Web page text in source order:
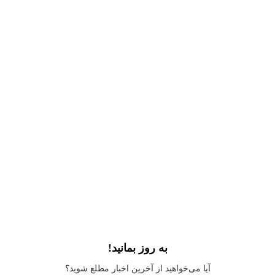
Application error: a client
-side exception has occurred while loading
به روز بمانید!
آیا می‌خواهید از آخرین اخبار مطلع شوید؟